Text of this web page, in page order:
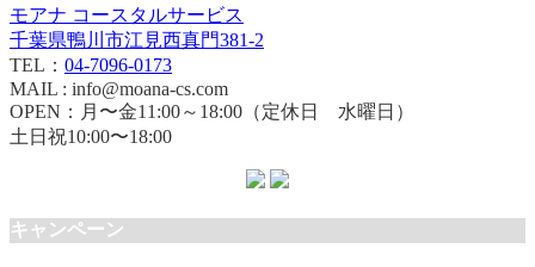
モアナ コースタルサービス
千葉県鴨川市江見西真門381-2
TEL： 04-7096-0173
MAIL : info@moana-cs.com
OPEN：月〜金11:00～18:00（定休日 水曜日）
土日祝10:00〜18:00
キャンペーン